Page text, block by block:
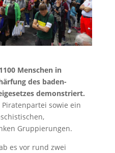
Menschen in
des baden-
demonstriert.
sowie ein
Gruppierungen.
es vor rund zwei